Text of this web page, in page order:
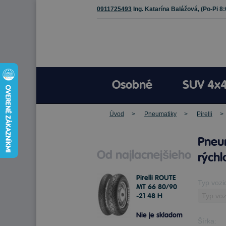
0911725493 Ing. Katarína Balážová, (Po-Pi
Osobné SUV
Úvod Pneumatiky Pirelli
Od najlacnejšieho
Pirelli ROUTE
MT 66 80/90
-21 48 H
Nie je skladom
Typ
Šírka: